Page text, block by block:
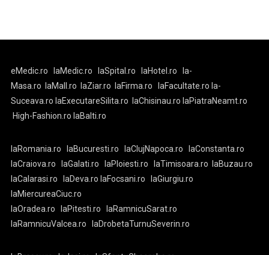
eMedic.ro laMedic.ro laSpital.ro laHotel.ro
la-
Masa.ro
laMall.ro laZiar.ro laFirma.ro laFacultate.ro la-
Suceava.ro laExecutareSilita.ro laChisinau.ro laPiatraNeamt.ro
High-Fashion.ro laBalti.ro
laRomania.ro laBucuresti.ro laClujNapoca.ro
laConstanta.ro
laCraiova.ro
laGalati.ro laPloiesti.ro laTimisoara.ro
laBuzau.ro
laCalarasi.ro
laDeva.ro laFocsani.ro
laGiurgiu.ro
laMiercureaCiuc.ro
laOradea.ro
laPitesti.ro
laRamnicuSarat.ro
laRamnicuValcea.ro
laDrobetaTurnuSeverin.ro